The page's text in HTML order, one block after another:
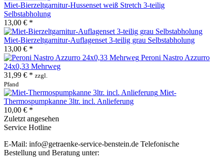
Miet-Bierzeltgarnitur-Hussenset weiß Stretch 3-teilig
Selbstabholung
13,00 € *
Miet-Bierzeltgarnitur-Auflagenset 3-teilig grau Selbstabholung
13,00 € *
Peroni Nastro Azzurro
24x0,33 Mehrweg
31,99 € * zzgl.
Pfand
Miet-
Thermospumpkanne 3ltr. incl. Anlieferung
10,00 € *
Zuletzt angesehen
Service Hotline
E-Mail: info@getraenke-service-benstein.de Telefonische
Bestellung und Beratung unter: